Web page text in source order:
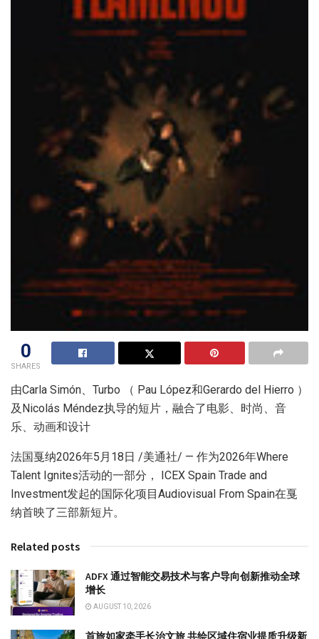
0
SHARES
由Carla Simón、Turbo （ Pau López和Gerardo del Hierro ）
及Nicolás Méndez执导的短片，融合了电影、时尚、音
乐、动画和设计
法国戛纳2026年5月18日 /美通社/ — 作为2026年Where
Talent Ignites活动的一部分， ICEX Spain Trade and
Investment发起的国际化项目Audiovisual From Spain在戛
纳首映了三部新短片。
Related posts
ADFX 通过智能交易技术与客户导向创新推动全球
增长
AUGUST 10, 2026
首旅如家牵手长治文旅 共绘区域住宿业提质升级新